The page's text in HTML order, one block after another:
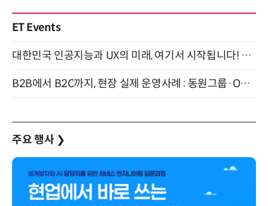
ET Events
대한민국 인공지능과 UX의 미래, 여기서 시작됩니다! UX Korea 2026 - Fall 9월 2일 개최
B2B에서 B2C까지, 현장 실제 운영사례 : 동원그룹·OCI·다이닝브랜즈그룹·당근 (8/27)
주요 행사 ❯